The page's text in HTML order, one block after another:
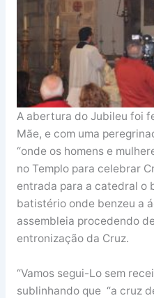
A abertura do Jubileu foi
Mãe, e com uma
“onde os homens e
no Templo para celebrar
entrada para a catedral o
batistério onde benzeu a
assembleia procedendo
entronização da Cruz.
“Vamos segui-Lo sem
sublinhando que “a cruz